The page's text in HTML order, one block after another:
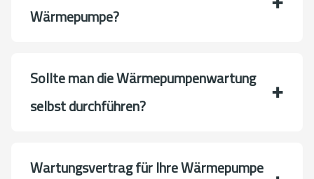
Wärmepumpe?
Sollte man die Wärmepumpenwartung
selbst durchführen?
Wartungsvertrag für Ihre Wärmepumpe